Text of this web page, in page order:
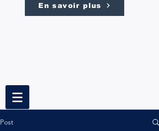
En savoir plus
Post